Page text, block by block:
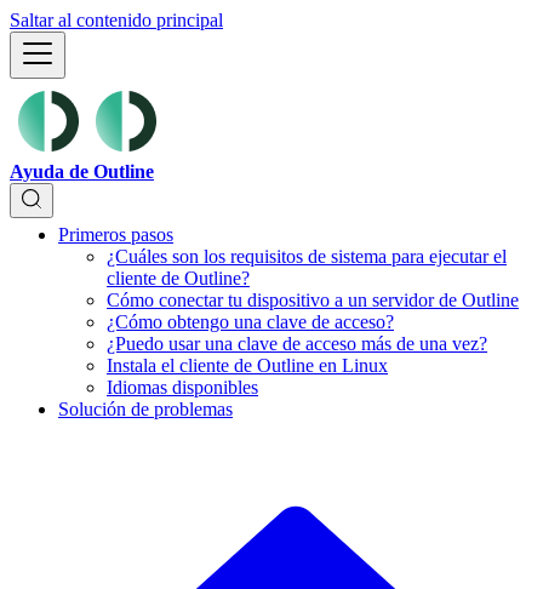
Saltar al contenido principal
Ayuda de Outline
Primeros pasos
¿Cuáles son los requisitos de sistema para ejecutar el
cliente de Outline?
Cómo conectar tu dispositivo a un servidor de Outline
¿Cómo obtengo una clave de acceso?
¿Puedo usar una clave de acceso más de una vez?
Instala el cliente de Outline en Linux
Idiomas disponibles
Solución de problemas